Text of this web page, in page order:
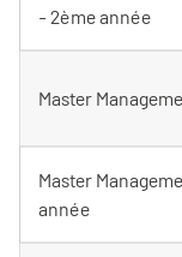
- 2ème année
Master
Master
année